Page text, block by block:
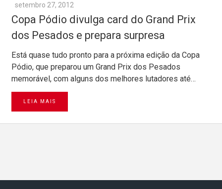
setembro 27, 2012
Copa Pódio divulga card do Grand Prix
dos Pesados e prepara surpresa
Está quase tudo pronto para a próxima edição da Copa
Pódio, que preparou um Grand Prix dos Pesados
memorável, com alguns dos melhores lutadores até…
LEIA MAIS